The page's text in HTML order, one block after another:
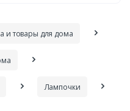
и товары для дома
Лампочки